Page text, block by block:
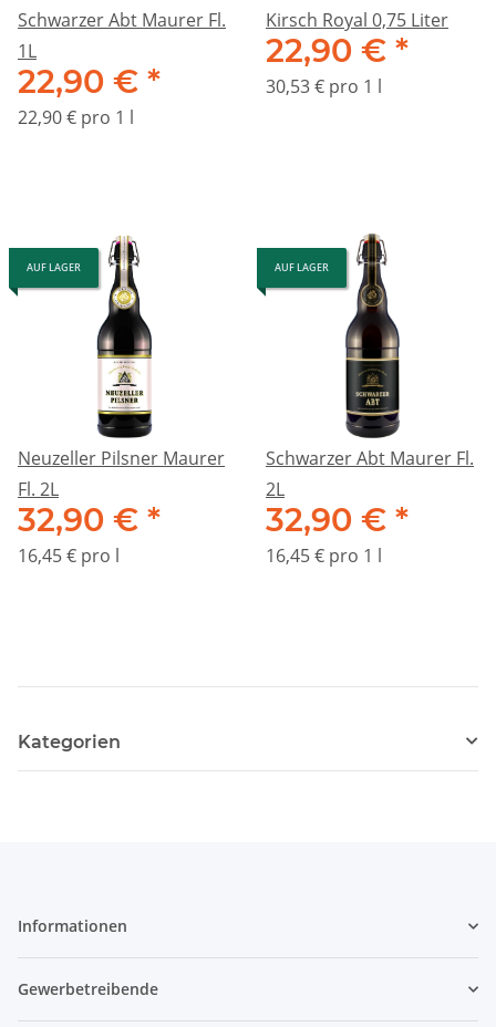
Schwarzer Abt Maurer Fl.
1L
22,90 € *
22,90 € pro 1 l
Kirsch Royal 0,75 Liter
22,90 € *
30,53 € pro 1 l
AUF LAGER
Neuzeller Pilsner Maurer
Fl. 2L
32,90 € *
16,45 € pro l
AUF LAGER
Schwarzer Abt Maurer Fl.
2L
32,90 € *
16,45 € pro 1 l
Kategorien
Informationen
Gewerbetreibende